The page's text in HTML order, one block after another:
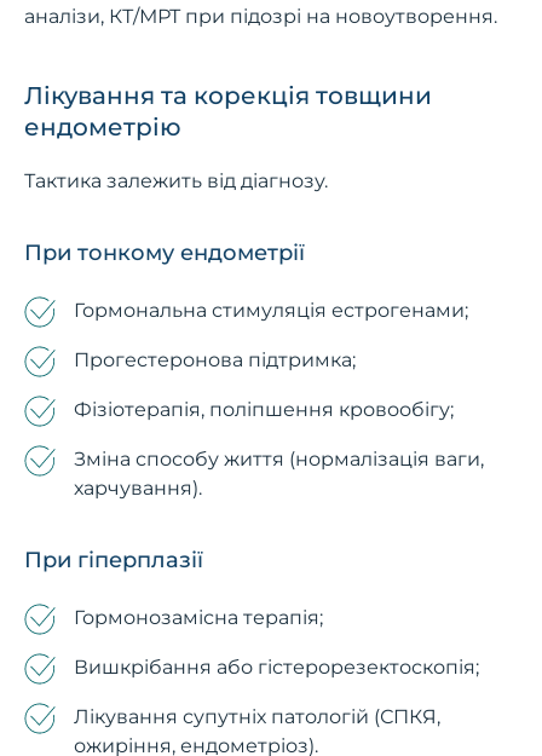
аналізи, КТ/МРТ при підозрі на новоутворення.
Лікування та корекція товщини
ендометрію
Тактика залежить від діагнозу.
При тонкому ендометрії
Гормональна стимуляція естрогенами;
Прогестеронова підтримка;
Фізіотерапія, поліпшення кровообігу;
Зміна способу життя (нормалізація ваги,
харчування).
При гіперплазії
Гормонозамісна терапія;
Вишкрібання або гістерорезектоскопія;
Лікування супутніх патологій (СПКЯ,
ожиріння, ендометріоз).